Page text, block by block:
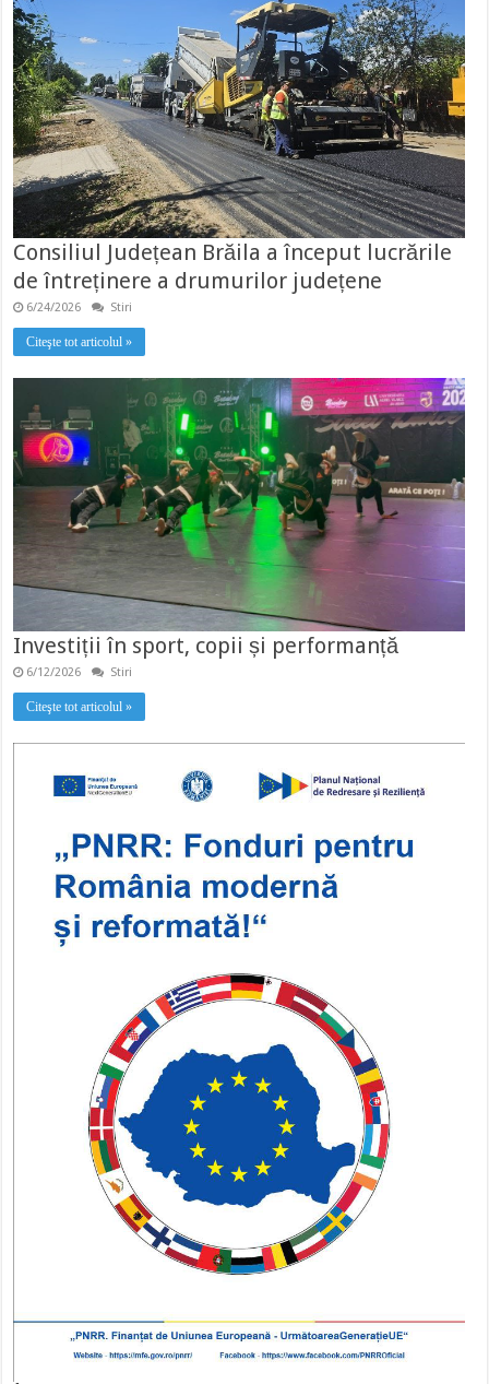
Consiliul Județean Brăila a început lucrările
de întreținere a drumurilor județene
6/24/2026 Stiri
Citeşte tot articolul »
Investiții în sport, copii și performanță
6/12/2026 Stiri
Citeşte tot articolul »